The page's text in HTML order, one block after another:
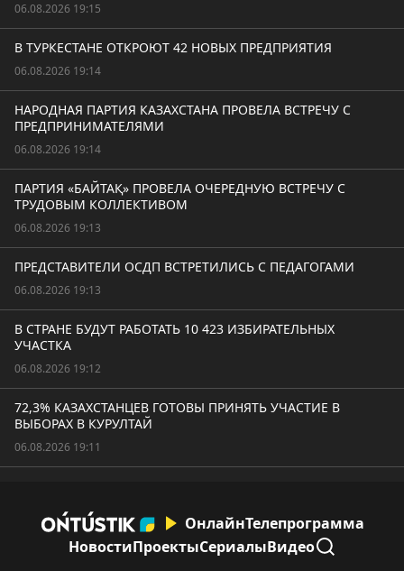
06.08.2026 19:15
В ТУРКЕСТАНЕ ОТКРОЮТ 42 НОВЫХ ПРЕДПРИЯТИЯ
06.08.2026 19:14
НАРОДНАЯ ПАРТИЯ КАЗАХСТАНА ПРОВЕЛА ВСТРЕЧУ С
ПРЕДПРИНИМАТЕЛЯМИ
06.08.2026 19:14
ПАРТИЯ «БАЙТАҚ» ПРОВЕЛА ОЧЕРЕДНУЮ ВСТРЕЧУ С
ТРУДОВЫМ КОЛЛЕКТИВОМ
06.08.2026 19:13
ПРЕДСТАВИТЕЛИ ОСДП ВСТРЕТИЛИСЬ С ПЕДАГОГАМИ
06.08.2026 19:13
В СТРАНЕ БУДУТ РАБОТАТЬ 10 423 ИЗБИРАТЕЛЬНЫХ
УЧАСТКА
06.08.2026 19:12
72,3% КАЗАХСТАНЦЕВ ГОТОВЫ ПРИНЯТЬ УЧАСТИЕ В
ВЫБОРАХ В КУРУЛТАЙ
06.08.2026 19:11
ОнлайнТелепрограмма
НовостиПроектыСериалыВидео